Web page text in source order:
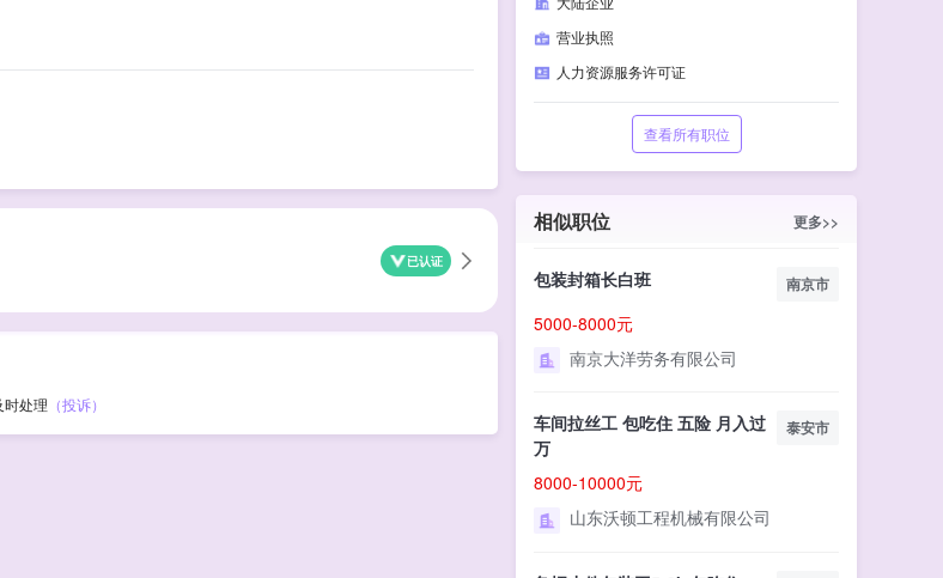
已认证
处理 （投诉）
营业执照
人力资源服务许可证
查看所有职位
相似职位 更多>>
包装封箱长白班 南京市
5000-8000元
南京大洋劳务有限公司
车间拉丝工 包吃住 五险 月入过
万
泰安市
8000-10000元
山东沃顿工程机械有限公司